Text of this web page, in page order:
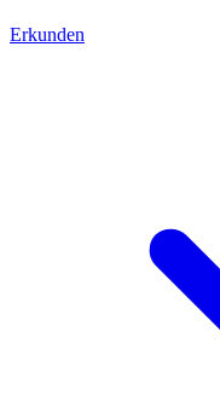
Erkunden